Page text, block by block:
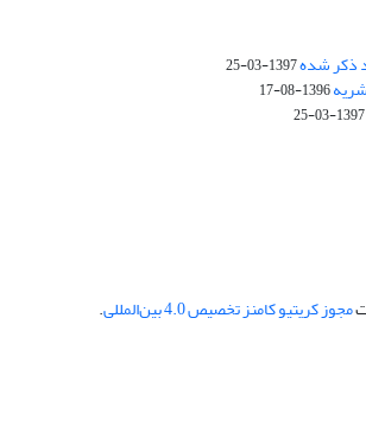
ذکر شده1397-03-25
1396-08-17
1397-03-25
مجوز کریتیو کامنز تخصیص 4.0 بین‌المللی .